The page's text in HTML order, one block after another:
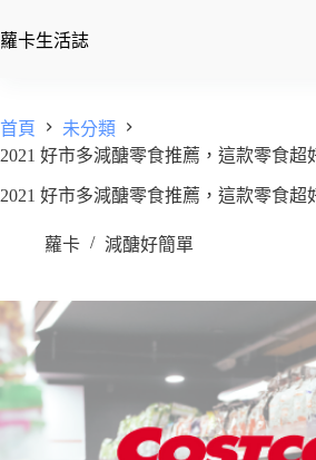
蘿卡生活誌
首頁
未分類
2021 好市多減醣零食推薦，這款零食超
2021 好市多減醣零食推薦，這款零食超
蘿卡 減醣好簡單